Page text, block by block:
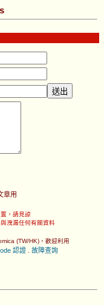
章用
，請見諒
洩漏任何有關資料
(TW/HK)，歡迎利用
認證 故障查詢